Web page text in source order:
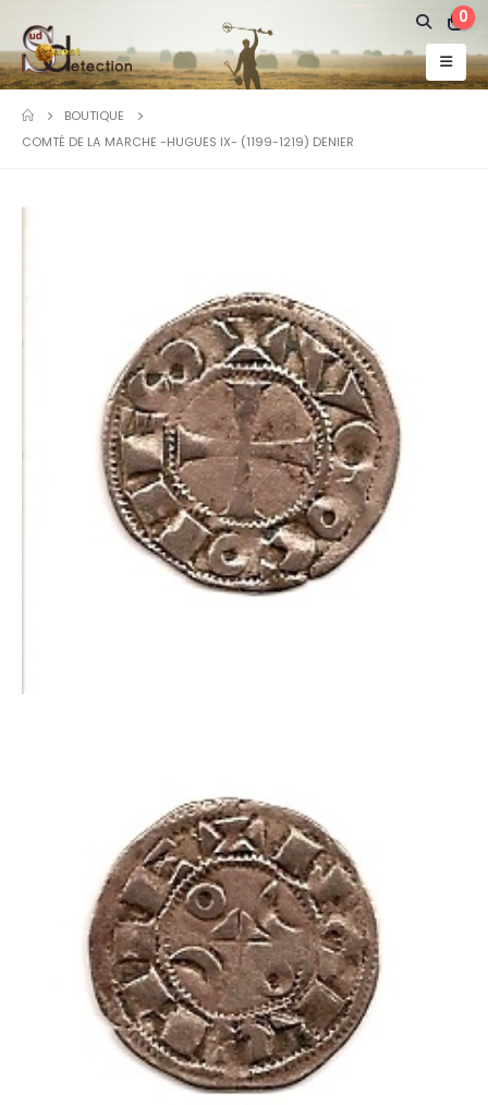
0
BOUTIQUE
COMTÉ DE LA MARCHE -HUGUES IX- (1199-1219) DENIER